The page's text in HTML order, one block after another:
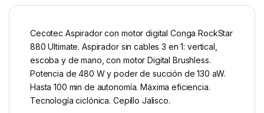
Cecotec Aspirador con motor digital Conga RockStar
880 Ultimate. Aspirador sin cables 3 en 1: vertical,
escoba y de mano, con motor Digital Brushless.
Potencia de 480 W y poder de succión de 130 aW.
Hasta 100 min de autonomía. Máxima eficiencia.
Tecnología ciclónica. Cepillo Jalisco.